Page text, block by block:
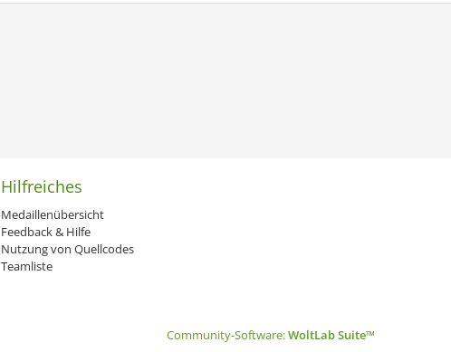
Hilfreiches
Medaillenübersicht
Feedback & Hilfe
Nutzung von Quellcodes
Teamliste
Community-Software:WoltLab Suite™